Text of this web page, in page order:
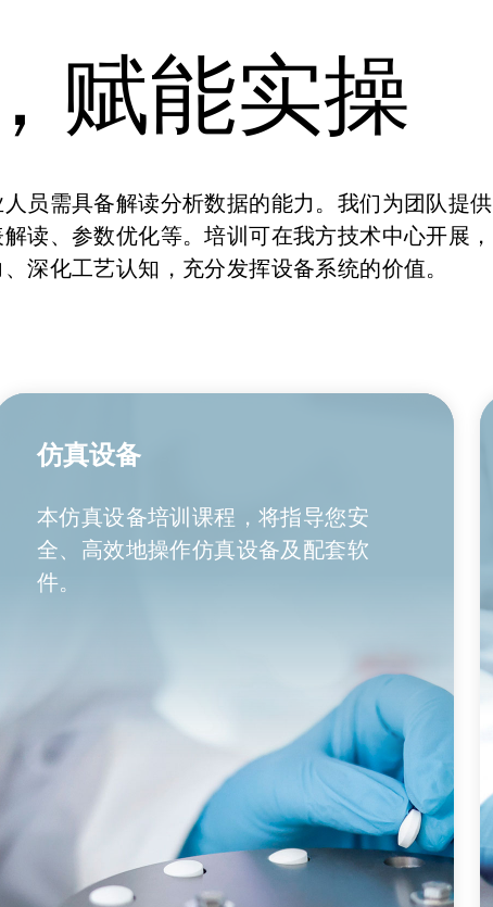
赋能实操
员需具备解读分析数据的能力。我们为团队提供
读、参数优化等。培训可在我方技术中心开展，
深化工艺认知，充分发挥设备系统的价值。
仿真设备
本仿真设备培训课程，将指导您安
全、高效地操作仿真设备及配套软
件。